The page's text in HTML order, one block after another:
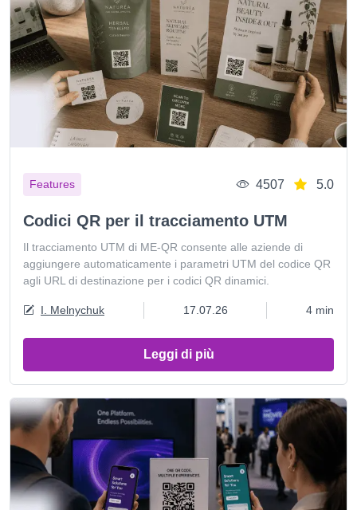
Features 4507 5.0
Codici QR per il tracciamento UTM
Il tracciamento UTM di ME-QR consente alle aziende di
aggiungere automaticamente i parametri UTM del codice QR
agli URL di destinazione per i codici QR dinamici.
I. Melnychuk 17.07.26 4 min
Leggi di più